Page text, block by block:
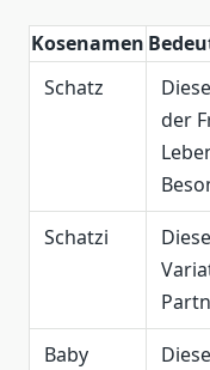
Kosenamen
Schatz
der
Schatzi
Baby